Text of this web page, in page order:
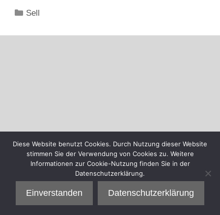
Kategorien
Sell
Diese Website benutzt Cookies. Durch Nutzung dieser Website
stimmen Sie der Verwendung von Cookies zu. Weitere
Informationen zur Cookie-Nutzung finden Sie in der
Datenschutzerklärung.
Einverstanden Datenschutzerklärung